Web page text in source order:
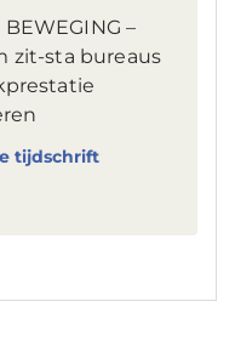
BEWEGING –
zit-sta bureaus
tijdschrift